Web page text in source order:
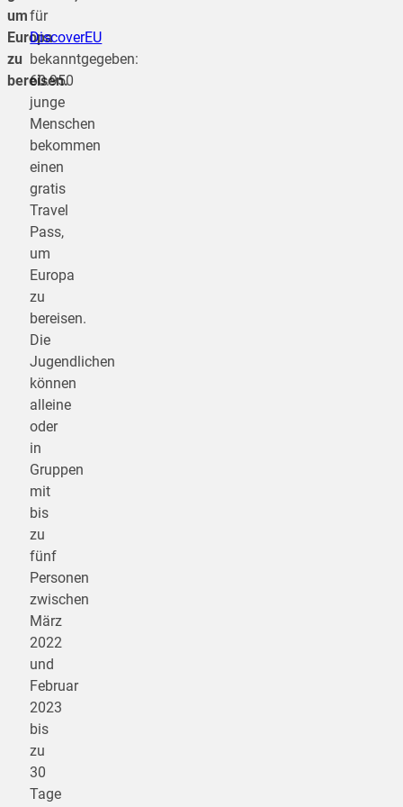
um
Europa
zu
bereisen.
für
DiscoverEU
bekanntgegeben:
60.950
junge
Menschen
bekommen
einen
gratis
Travel
Pass,
um
Europa
zu
bereisen.
Die
Jugendlichen
können
alleine
oder
in
Gruppen
mit
bis
zu
fünf
Personen
zwischen
März
2022
und
Februar
2023
bis
zu
30
Tage